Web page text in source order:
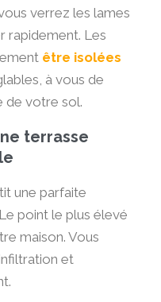
verrez les lames
rapidement. Les
être isolées
à vous de
de votre sol.
terrasse
une parfaite
point le plus élevé
maison. Vous
et